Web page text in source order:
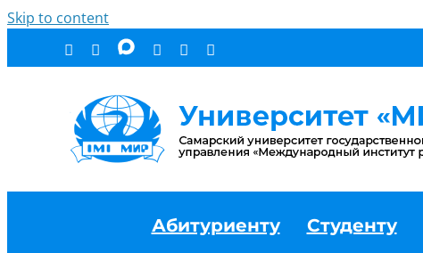
Skip to content
Абитуриенту Студенту